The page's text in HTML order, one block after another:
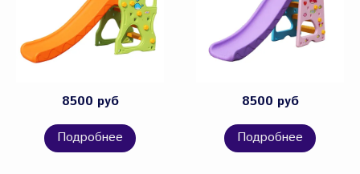
8500 руб
Подробнее
8500 руб
Подробнее